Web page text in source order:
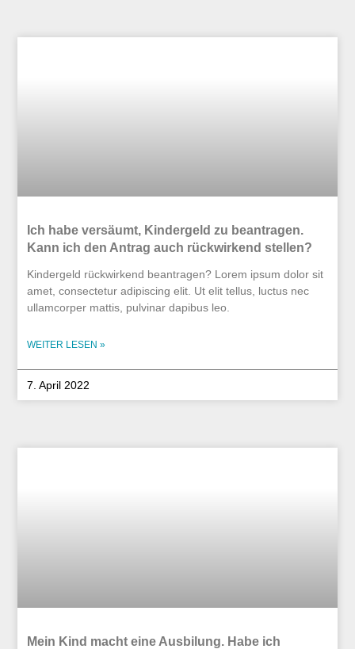
Ich habe versäumt, Kindergeld zu beantragen.
Kann ich den Antrag auch rückwirkend stellen?
Kindergeld rückwirkend beantragen? Lorem ipsum dolor sit
amet, consectetur adipiscing elit. Ut elit tellus, luctus nec
ullamcorper mattis, pulvinar dapibus leo.
WEITER LESEN »
7. April 2022
Mein Kind macht eine Ausbilung. Habe ich